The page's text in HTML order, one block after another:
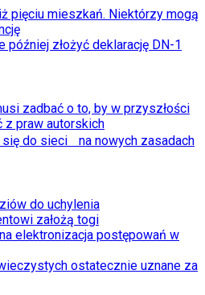
pięciu mieszkań. Niektórzy mogą
później złożyć deklarację DN-1
zadbać o to, by w przyszłości
z praw autorskich
się do sieci na nowych zasadach
do uchylenia
założą togi
elektronizacja postępowań w
ostatecznie uznane za